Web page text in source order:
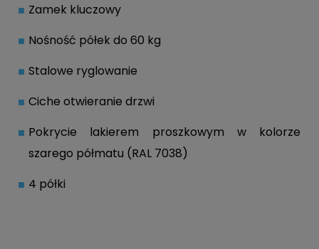
Zamek kluczowy
Nośność półek do 60 kg
Stalowe ryglowanie
Ciche otwieranie drzwi
Pokrycie lakierem proszkowym w kolorze
szarego półmatu (RAL 7038)
4 półki